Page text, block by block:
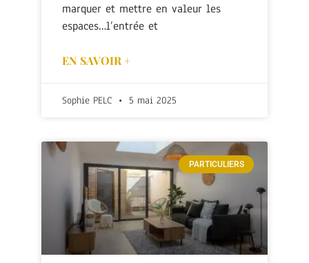
marquer et mettre en valeur les
espaces…l’entrée et
EN SAVOIR +
Sophie PELC 5 mai 2025
PARTICULIERS